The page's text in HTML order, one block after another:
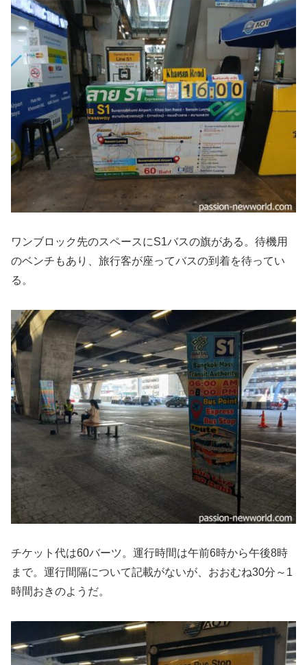
ワンブロック先のスペースにS1バスの旗がある。待機用
のベンチもあり、旅行客が座ってバスの到着を待ってい
る。
チケット代は60バーツ。運行時間は午前6時から午後8時
まで。運行間隔について記載がないが、おおむね30分～1
時間おきのようだ。